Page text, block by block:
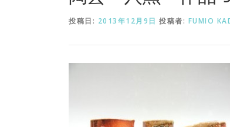
投稿日: 2013年12月9日 投稿者: FUMIO